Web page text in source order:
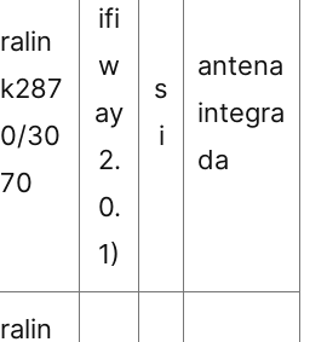
ralin
k287
0/30
70
ifi
w
ay
2.
0.
1)
s
i
antena
integra
da
ralin